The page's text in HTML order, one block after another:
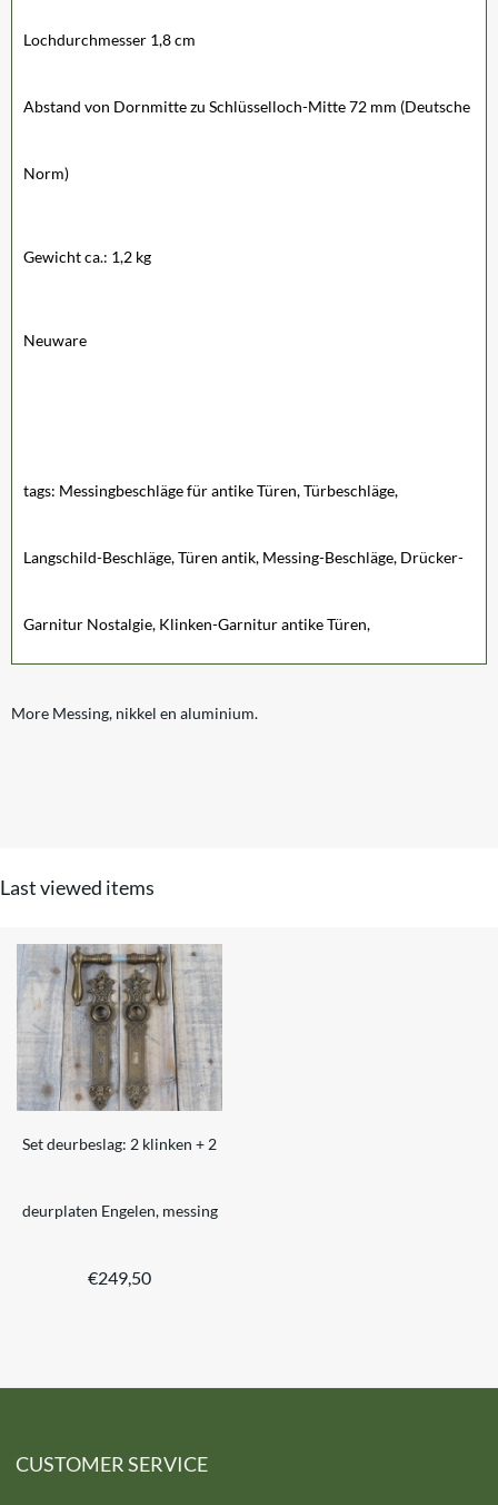
Lochdurchmesser 1,8 cm
Abstand von Dornmitte zu Schlüsselloch-Mitte 72 mm (Deutsche
Norm)
Gewicht ca.: 1,2 kg
Neuware
tags: Messingbeschläge für antike Türen, Türbeschläge,
Langschild-Beschläge, Türen antik, Messing-Beschläge, Drücker-
Garnitur Nostalgie, Klinken-Garnitur antike Türen,
More Messing, nikkel en aluminium.
Last viewed items
Set deurbeslag: 2 klinken + 2
deurplaten Engelen, messing
€249,50
CUSTOMER SERVICE